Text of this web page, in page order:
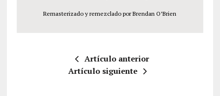
Remasterizado y remezclado por Brendan O’Brien
Artículo anterior
Artículo siguiente